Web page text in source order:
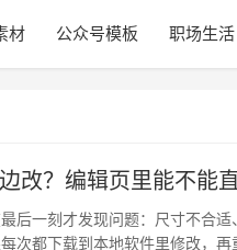
材 公众号模板 职场生活
改？编辑页里能不能
后一刻才发现问题：尺寸不合适
次都下载到本地软件里修改，再